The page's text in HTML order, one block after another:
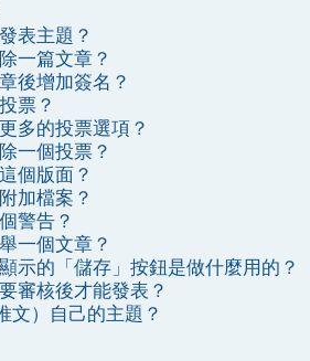
表主題？
一篇文章？
後增加簽名？
票？
多的投票選項？
一個投票？
個版面？
加檔案？
警告？
一個文章？
示的「儲存」按鈕是做什麼用的？
審核後才能發表？
文）自己的主題？